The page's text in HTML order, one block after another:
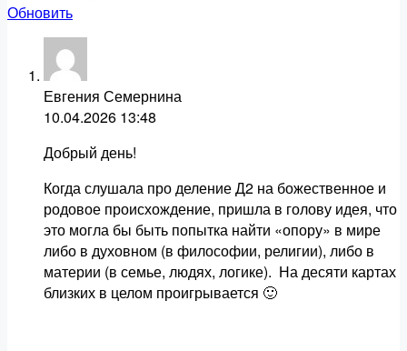
Обновить
Евгения Семернина
10.04.2026 13:48
Добрый день!
Когда слушала про деление Д2 на божественное и
родовое происхождение, пришла в голову идея, что
это могла бы быть попытка найти «опору» в мире
либо в духовном (в философии, религии), либо в
материи (в семье, людях, логике). На десяти картах
близких в целом проигрывается 🙂